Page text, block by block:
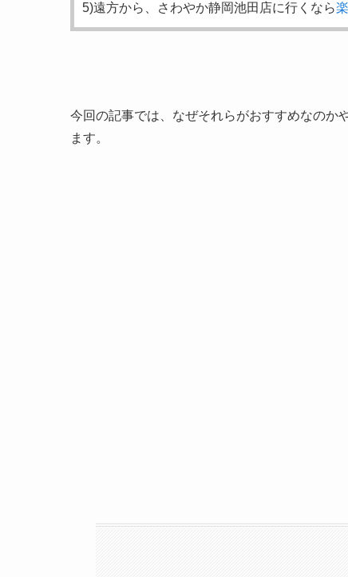
5)遠方から、さわやか静岡池田店に行くなら
今回の記事では、なぜそれらがおすすめなのか
ます。